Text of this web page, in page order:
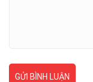
GỬI BÌNH LUẬN